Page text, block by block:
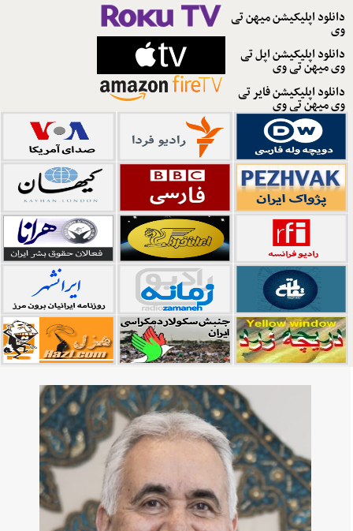
دانلود اپلیکیشن میهن تی
وی
دانلود اپلیکیشن اپل تی
وی میهن تی وی
دانلود اپلیکیشن فایر تی
وی میهن تی وی